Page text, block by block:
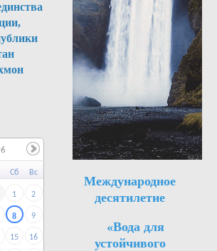
Сб Вс
1 2
8 9
15 16
Международное
десятилетие
«Вода для
устойчивого